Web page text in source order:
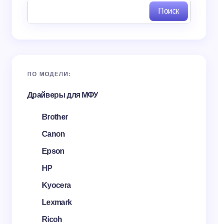
Поиск
ПО МОДЕЛИ:
Драйверы для МФУ
Brother
Canon
Epson
HP
Kyocera
Lexmark
Ricoh